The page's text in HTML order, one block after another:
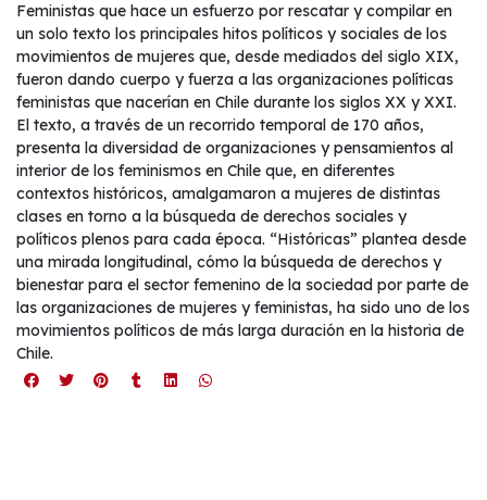
Feministas que hace un esfuerzo por rescatar y compilar en
un solo texto los principales hitos políticos y sociales de los
movimientos de mujeres que, desde mediados del siglo XIX,
fueron dando cuerpo y fuerza a las organizaciones políticas
feministas que nacerían en Chile durante los siglos XX y XXI.
El texto, a través de un recorrido temporal de 170 años,
presenta la diversidad de organizaciones y pensamientos al
interior de los feminismos en Chile que, en diferentes
contextos históricos, amalgamaron a mujeres de distintas
clases en torno a la búsqueda de derechos sociales y
políticos plenos para cada época. “Históricas” plantea desde
una mirada longitudinal, cómo la búsqueda de derechos y
bienestar para el sector femenino de la sociedad por parte de
las organizaciones de mujeres y feministas, ha sido uno de los
movimientos políticos de más larga duración en la historia de
Chile.